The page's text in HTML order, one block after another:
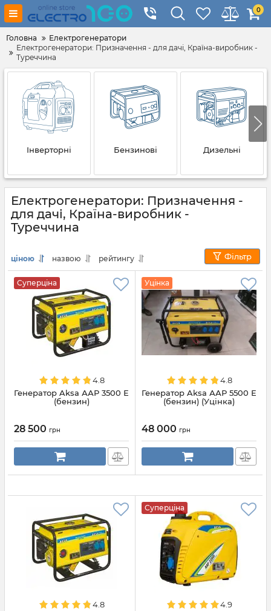
0
Головна
Електрогенератори
Електрогенератори: Призначення - для дачі, Країна-виробник -
Туреччина
Інверторні Бензинові Дизельні
Електрогенератори: Призначення -
для дачі, Країна-виробник -
Туреччина
ціною назвою рейтингу Фільтр
Суперціна
4.8
Генератор Aksa ААР 3500 Е
(бензин)
28 500 грн
Уцінка
4.8
Генератор Aksa ААР 5500 Е
(бензин) (Уцінка)
48 000 грн
4.8
Суперціна
4.9